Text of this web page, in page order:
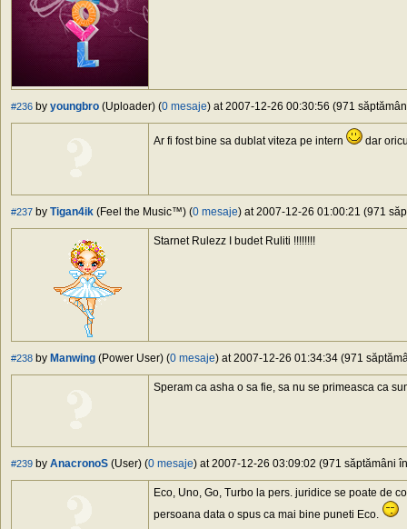
#236 by youngbro (Uploader) (0 mesaje) at 2007-12-26 00:30:56 (971
Ar fi fost bine sa dublat viteza pe intern dar
#237 by Tigan4ik (Feel the Music™) (0 mesaje) at 2007-12-26 01:00:21 (971
Starnet Rulezz I budet Ruliti !!!!!!!!
#238 by Manwing (Power User) (0 mesaje) at 2007-12-26 01:34:34 (971
Speram ca asha o sa fie, sa nu se primeasca ca
#239 by AnacronoS (User) (0 mesaje) at 2007-12-26 03:09:02 (971 săptămâni
Eco, Uno, Go, Turbo la pers. juridice se poate de
persoana data o spus ca mai bine puneti Eco.